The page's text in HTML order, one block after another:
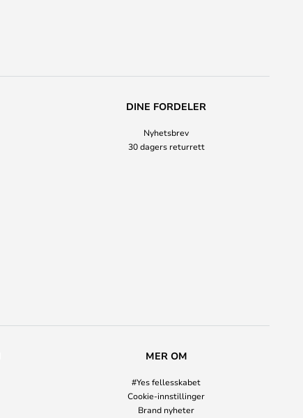
DINE FORDELER
Nyhetsbrev
30 dagers returrett
MER OM
#Yes fellesskabet
Cookie-innstillinger
Brand nyheter